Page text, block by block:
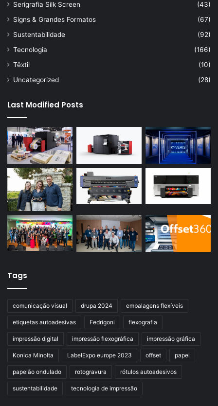
Serigrafia Silk Screen
(43)
Signs & Grandes Formatos
(67)
Sustentabilidade
(92)
Tecnologia
(166)
Têxtil
(10)
Uncategorized
(28)
Last Modified Posts
Tags
comunicação visual drupa 2024 embalagens flexíveis
etiquetas autoadesivas Fedrigoni flexografia
impressão digital impressão flexográfica impressão gráfica
Konica Minolta LabelExpo europe 2023 offset papel
papelão ondulado rotogravura rótulos autoadesivos
sustentabilidade tecnologia de impressão